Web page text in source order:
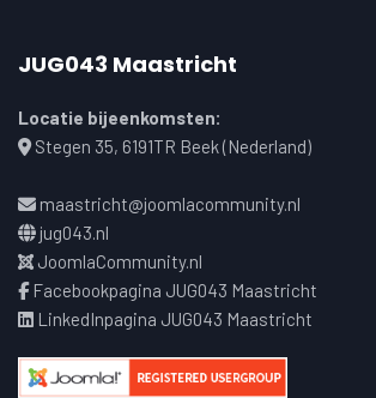
JUG043 Maastricht
Locatie bijeenkomsten:
Stegen 35, 6191TR Beek (Nederland)
maastricht@joomlacommunity.nl
jug043.nl
JoomlaCommunity.nl
Facebookpagina JUG043 Maastricht
LinkedInpagina JUG043 Maastricht